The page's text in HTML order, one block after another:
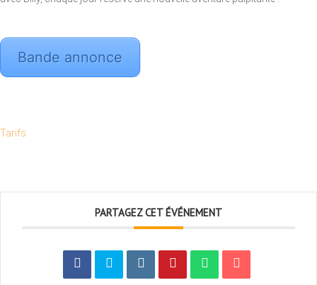
Bande annonce
Tarifs
PARTAGEZ CET ÉVÉNEMENT